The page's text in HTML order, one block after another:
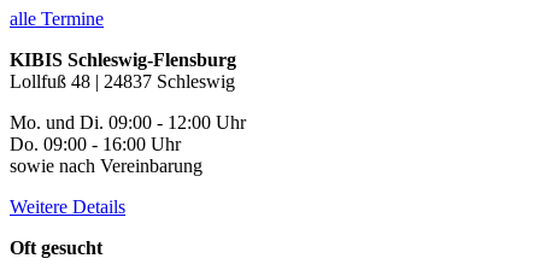
alle Termine
KIBIS Schleswig-Flensburg
Lollfuß 48 | 24837 Schleswig
Mo. und Di. 09:00 - 12:00 Uhr
Do. 09:00 - 16:00 Uhr
sowie nach Vereinbarung
Weitere Details
Oft gesucht